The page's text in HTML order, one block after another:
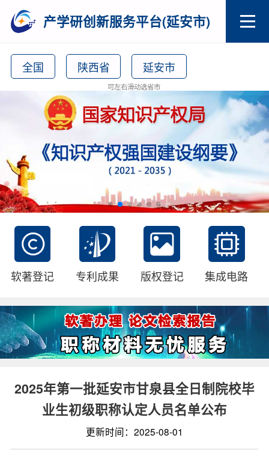
产学研创新服务平台(延安市)
全国 陕西省 延安市
可左右滑动选省市
软著登记 专利成果 版权登记 集成电路
2025年第一批延安市甘泉县全日制院校毕
业生初级职称认定人员名单公布
更新时间：2025-08-01